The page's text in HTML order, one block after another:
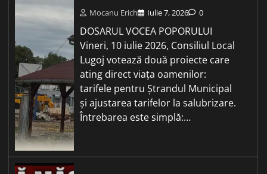
Mocanu Erich Iulie 7, 2026 0
DOSARUL VOCEA POPORULUI
Vineri, 10 iulie 2026, Consiliul Local
Lugoj votează două proiecte care
ating direct viața oamenilor:
tarifele pentru Ștrandul Municipal
și ajustarea tarifelor la salubrizare.
Întrebarea este simplă:…